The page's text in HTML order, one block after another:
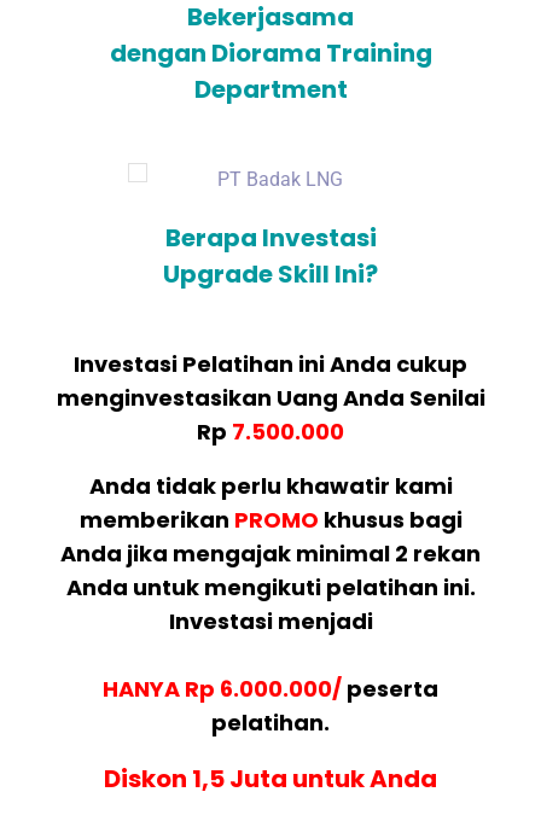
Bekerjasama
dengan Diorama Training
Department
Berapa Investasi
Upgrade Skill Ini?
Investasi Pelatihan ini Anda cukup
menginvestasikan Uang Anda Senilai
Rp 7.500.000
Anda tidak perlu khawatir kami
memberikan PROMO khusus bagi
Anda jika mengajak minimal 2 rekan
Anda untuk mengikuti pelatihan ini.
Investasi menjadi
HANYA Rp 6.000.000/ peserta
pelatihan.
Diskon 1,5 Juta untuk Anda